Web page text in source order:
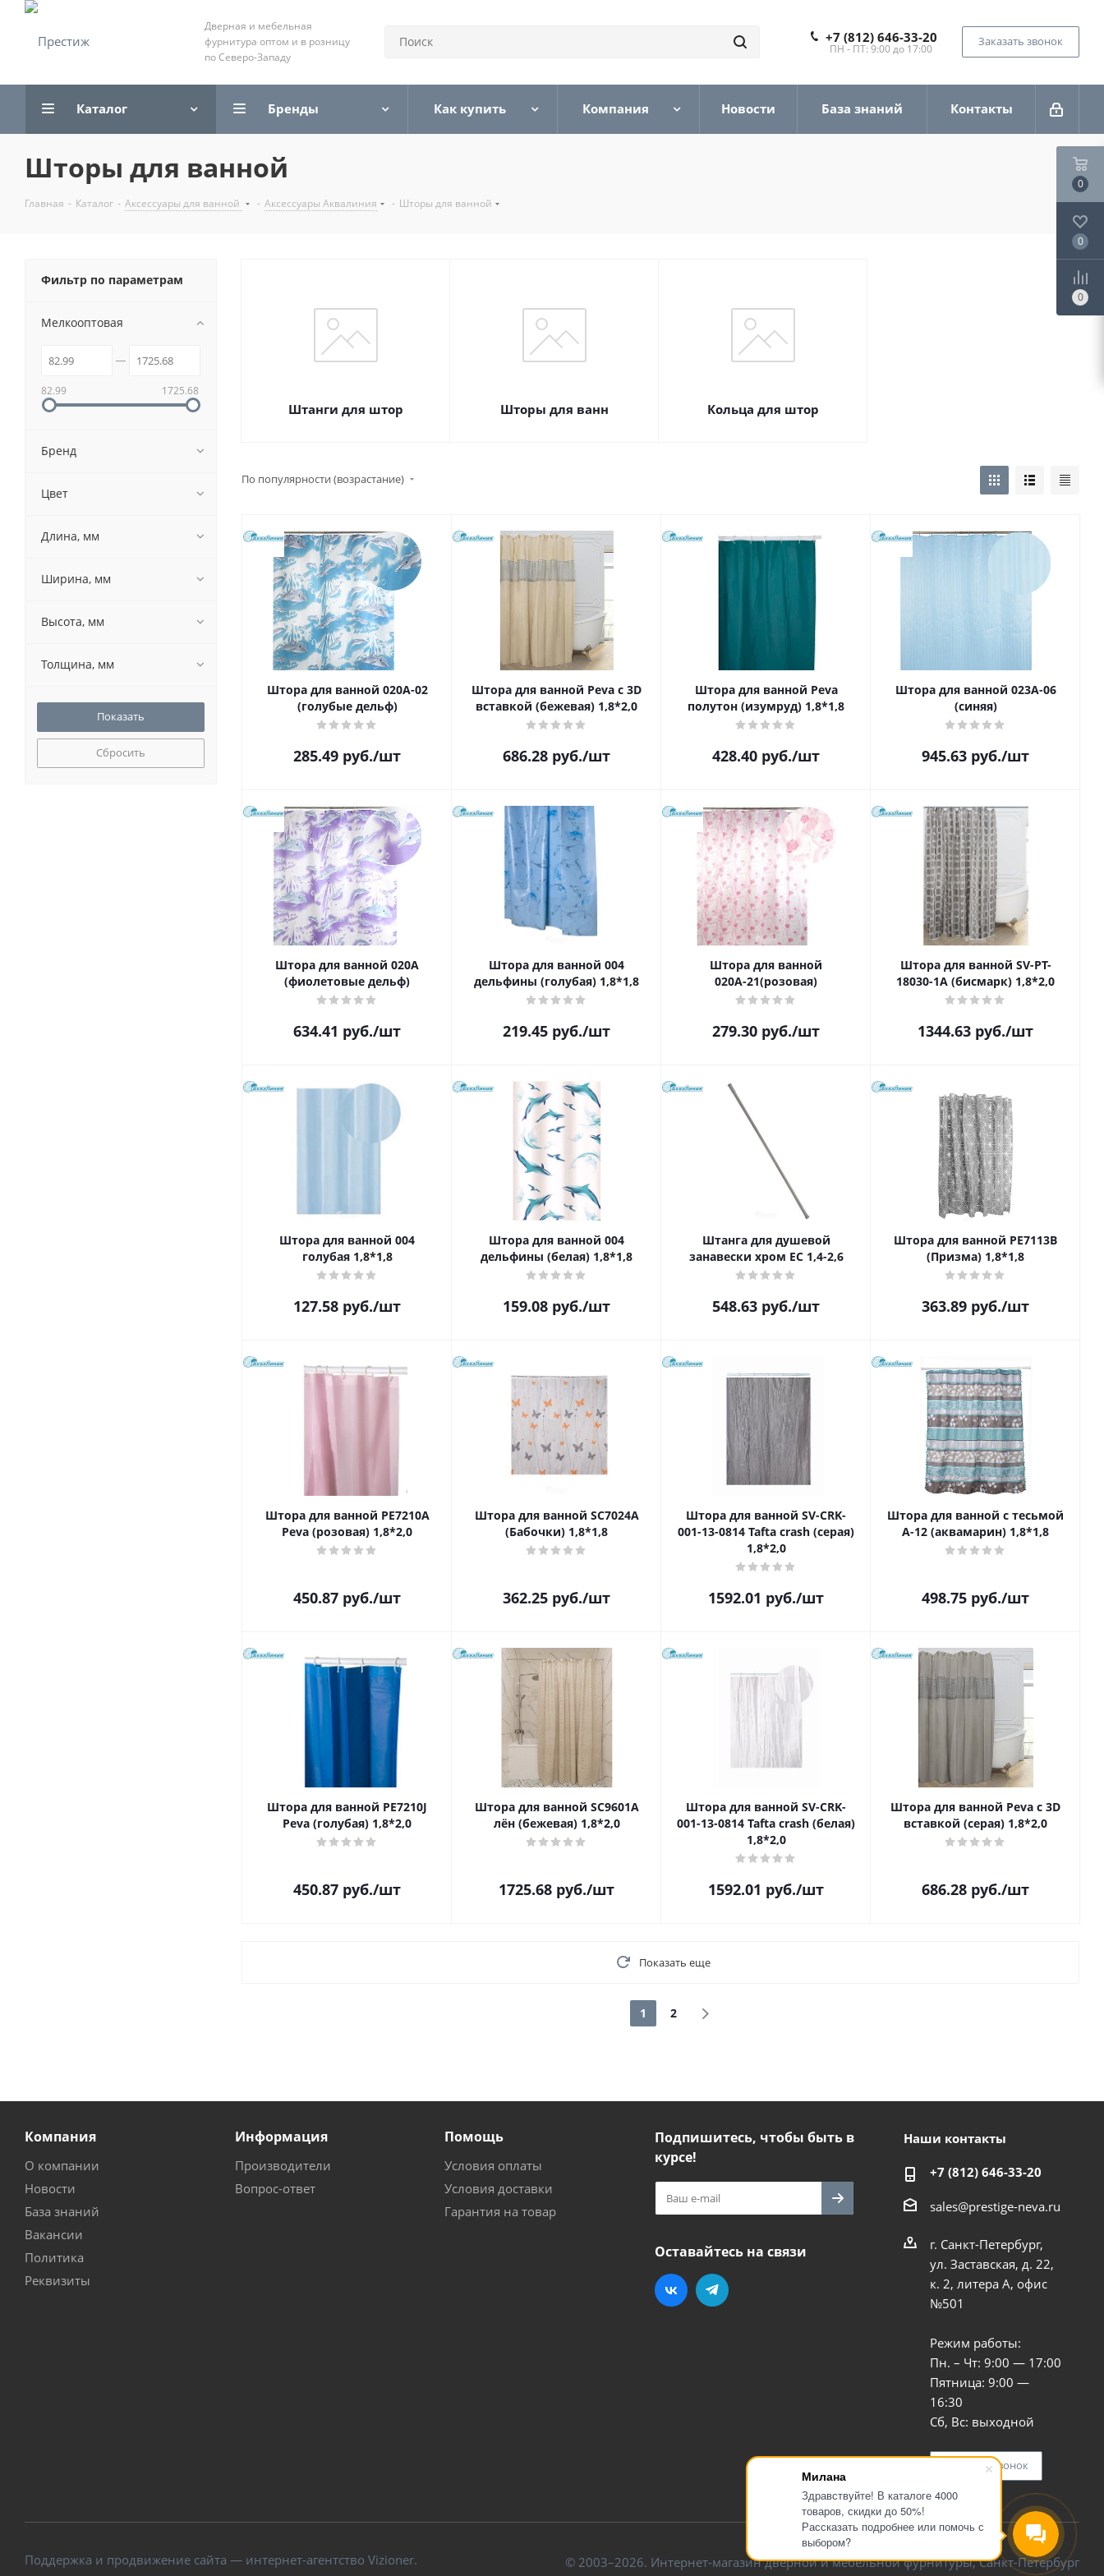
Милана
Здравствуйте! В каталоге 4000
товаров, скидки до 50%!
Рассказать подробнее или помочь с
выбором?
Дверная и мебельная
фурнитура оптом и в розницу
по Северо-Западу
+7 (812) 646-33-20
ПН - ПТ: 9:00 до 17:00
Заказать звонок
Каталог Бренды Как купить Компания Новости База знаний Контакты
Шторы для ванной
Главная - Каталог - Аксессуары для ванной - Аксессуары Аквалиния - Шторы для ванной
Штанги для штор Шторы для ванн Кольца для штор
По популярности (возрастание)
Штора для ванной 020А-02
(голубые дельф)
285.49 руб./шт
Штора для ванной Peva с 3D
вставкой (бежевая) 1,8*2,0
686.28 руб./шт
Штора для ванной Peva
полутон (изумруд) 1,8*1,8
428.40 руб./шт
Штора для ванной 023А-06
(синяя)
945.63 руб./шт
Штора для ванной 020А
(фиолетовые дельф)
634.41 руб./шт
Штора для ванной 004
дельфины (голубая) 1,8*1,8
219.45 руб./шт
Штора для ванной
020А-21(розовая)
279.30 руб./шт
Штора для ванной SV-PT-
18030-1A (бисмарк) 1,8*2,0
1344.63 руб./шт
Штора для ванной 004
голубая 1,8*1,8
127.58 руб./шт
Штора для ванной 004
дельфины (белая) 1,8*1,8
159.08 руб./шт
Штанга для душевой
занавески хром ЕС 1,4-2,6
548.63 руб./шт
Штора для ванной PE7113B
(Призма) 1,8*1,8
363.89 руб./шт
Штора для ванной PE7210A
Peva (розовая) 1,8*2,0
450.87 руб./шт
Штора для ванной SC7024A
(Бабочки) 1,8*1,8
362.25 руб./шт
Штора для ванной SV-CRK-
001-13-0814 Tafta crash (серая)
1,8*2,0
1592.01 руб./шт
Штора для ванной с тесьмой
A-12 (аквамарин) 1,8*1,8
498.75 руб./шт
Штора для ванной PE7210J
Peva (голубая) 1,8*2,0
450.87 руб./шт
Штора для ванной SC9601A
лён (бежевая) 1,8*2,0
1725.68 руб./шт
Штора для ванной SV-CRK-
001-13-0814 Tafta crash (белая)
1,8*2,0
1592.01 руб./шт
Штора для ванной Peva с 3D
вставкой (серая) 1,8*2,0
686.28 руб./шт
Показать еще
1 2
Фильтр по параметрам
Мелкооптовая
82.99 1725.68
Бренд
Цвет
Длина, мм
Ширина, мм
Высота, мм
Толщина, мм
Сбросить
Компания
О компании
Новости
База знаний
Вакансии
Политика
Реквизиты
Информация
Производители
Вопрос-ответ
Помощь
Условия оплаты
Условия доставки
Гарантия на товар
Подпишитесь, чтобы быть в
курсе!
Оставайтесь на связи
Наши контакты
+7 (812) 646-33-20
sales@prestige-neva.ru
г. Санкт-Петербург,
ул. Заставская, д. 22,
к. 2, литера А, офис
№501
Режим работы:
Пн. – Чт: 9:00 — 17:00
Пятница: 9:00 —
16:30
Сб, Вс: выходной
Заказать звонок
Поддержка и продвижение сайта — интернет-агентство Vizioner. © 2003–2026. Интернет-магазин дверной и мебельной фурнитуры, Санкт-Петербург
0
0
0